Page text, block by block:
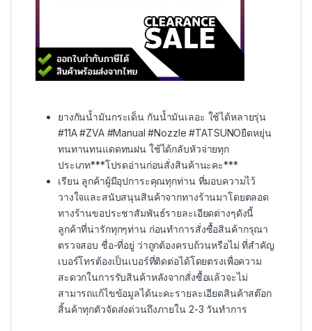
ยางกันน้ำมัน​กระเด็น กันน้ำมันเลอะ ใช้ได้หลายรุ่น
#11A #ZVA #Manual #Nozzle #TATSUNOยืดหยุ่น
ทนทานทนแดดทนฝน ใช้ได้กลับหัวจ่ายทุก
ประเภท***โปรดอ่านก่อนสั่งสินค้านะคะ***
เรียน ลูกค้าผู้มีอุปการะคุณทุกท่าน ที่มอบความไว้
วางใจและสนับสนุนสินค้าจากทางร้านมาโดยตลอด
ทางร้านขอประชาสัมพันธ์รายละเอียดต่างๆดังนี้
ลูกค้าที่น่ารักทุกๆท่าน ก่อนทำการสั่งซื้อสินค้ากรุณา
ตรวจสอบ ชื่อ-ที่อยู่ ว่าถูกต้องครบถ้วนหรือไม่ ที่สำคัญ
เบอร์โทรต้องเป็นเบอร์ที่ติดต่อได้โดยตรงเพื่อความ
สะดวกในการรับสินค้าหลังจากสั่งซื้อแล้วจะไม่
สามารถแก้ไขข้อมูลได้นะคะรายละเอียดสินค้าสต๊อก
สิ้นค้าทุกตัวจัดส่งด่วนถึงภายใน 2-3 วันทำการ